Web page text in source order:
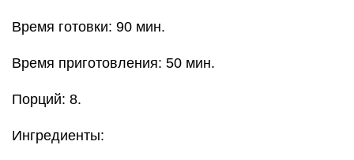
Время готовки: 90 мин.
Время приготовления: 50 мин.
Порций: 8.
Ингредиенты: